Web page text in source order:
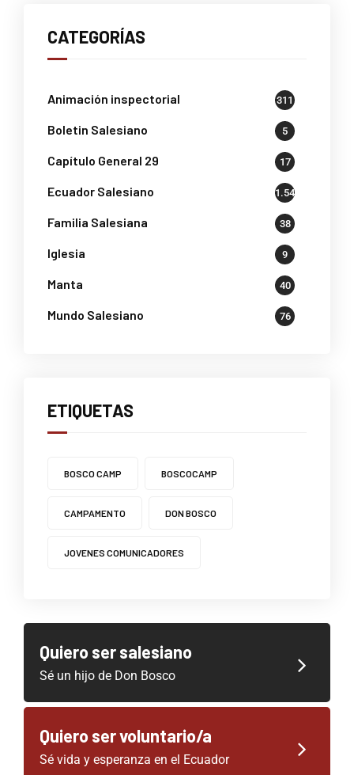
CATEGORÍAS
Animación inspectorial 311
Boletin Salesiano 5
Capítulo General 29 17
Ecuador Salesiano 1.541
Familia Salesiana 38
Iglesia 9
Manta 40
Mundo Salesiano 76
ETIQUETAS
BOSCO CAMP BOSCOCAMP
CAMPAMENTO DON BOSCO
JOVENES COMUNICADORES
Quiero ser salesiano
Sé un hijo de Don Bosco
Quiero ser voluntario/a
Sé vida y esperanza en el Ecuador